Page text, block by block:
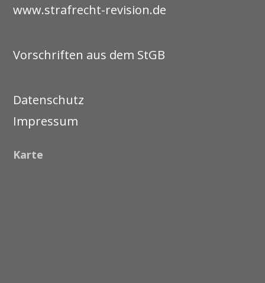
www.strafrecht-revision.de
Vorschriften aus dem StGB
Datenschutz
Impressum
Karte